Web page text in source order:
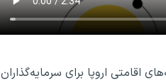
اقامتی اروپا برای سرمایه‌گذاران